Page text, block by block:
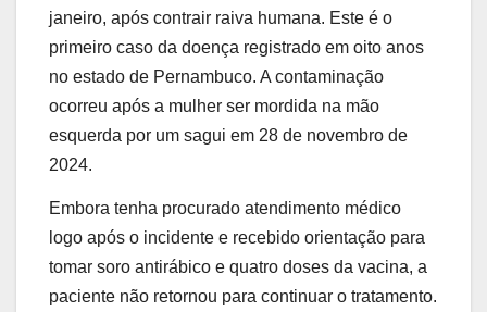
janeiro, após contrair raiva humana. Este é o
primeiro caso da doença registrado em oito anos
no estado de Pernambuco. A contaminação
ocorreu após a mulher ser mordida na mão
esquerda por um sagui em 28 de novembro de
2024.
Embora tenha procurado atendimento médico
logo após o incidente e recebido orientação para
tomar soro antirábico e quatro doses da vacina, a
paciente não retornou para continuar o tratamento.